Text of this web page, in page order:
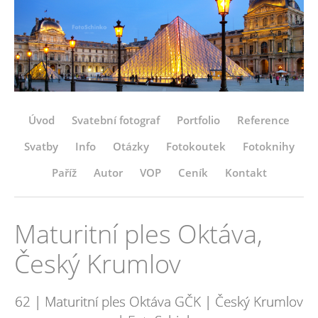
Úvod Svatební fotograf Portfolio
Reference
Svatby
Info Otázky Fotokoutek
Fotoknihy
Paříž
Autor VOP Ceník Kontakt
Maturitní ples Oktáva,
Český Krumlov
62 | Maturitní ples Oktáva GČK | Český Krumlov